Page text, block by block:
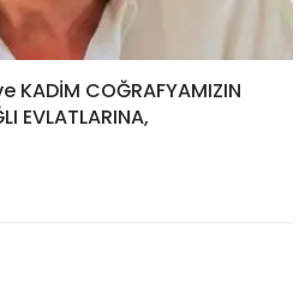
KADİM COĞRAFYAMIZIN
EVLATLARINA,